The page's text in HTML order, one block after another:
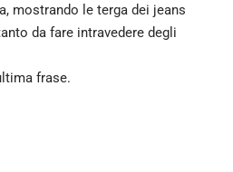
mostrando le terga dei jeans
da fare intravedere degli
frase.